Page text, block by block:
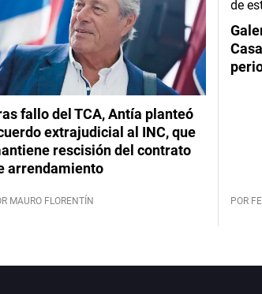
fallo del TCA, Antía planteó
extrajudicial al INC, que
rescisión del contrato
arrendamiento
MAURO FLORENTÍN POR